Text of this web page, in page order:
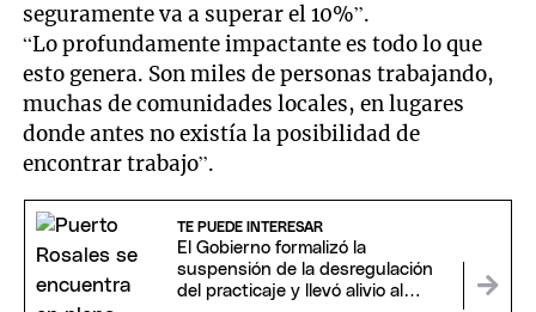
seguramente va a superar el 10%”.
“Lo profundamente impactante es todo lo que
esto genera. Son miles de personas trabajando,
muchas de comunidades locales, en lugares
donde antes no existía la posibilidad de
encontrar trabajo”.
TE PUEDE INTERESAR
El Gobierno formalizó la
suspensión de la desregulación
del practicaje y llevó alivio al